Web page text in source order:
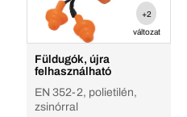
+2
változat
Füldugók, újra
felhasználható
EN 352-2, polietilén,
zsinórral